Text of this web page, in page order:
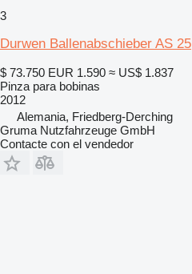
3
Durwen Ballenabschieber AS 25
$ 73.750 EUR 1.590 ≈ US$ 1.837
Pinza para bobinas
2012
Alemania, Friedberg-Derching
Gruma Nutzfahrzeuge GmbH
Contacte con el vendedor